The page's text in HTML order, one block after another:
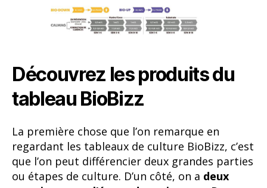
La première chose que l’on remarque en
regardant les tableaux de culture BioBizz, c’est
ou étapes de culture. D’un côté, on a
deux
semaines pour l’étape de croissance.De
l’autre,huit semaines pour la phase de
floraison,sans compter la semaine de lavage
des racines et la semaine de récolte.
Il ne fautpas appliquer systématiquement ce
qu’indique le tableaupour chaque semaine. Il
est importantd’observer l’état des plantes.